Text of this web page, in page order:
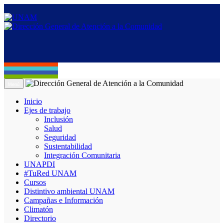
Inicio
Ejes de trabajo
Inclusión
Salud
Seguridad
Sustentabilidad
Integración Comunitaria
UNAPDI
#TuRed UNAM
Cursos
Distintivo ambiental UNAM
Campañas e Información
Climatón
Directorio